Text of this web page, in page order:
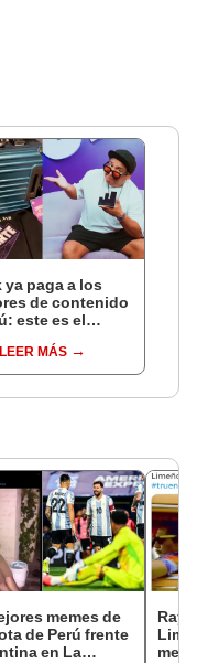
ya paga a los
de contenido
este es el
cobrar por 1.000
LEER MÁS
memes de
de Perú frente
en La